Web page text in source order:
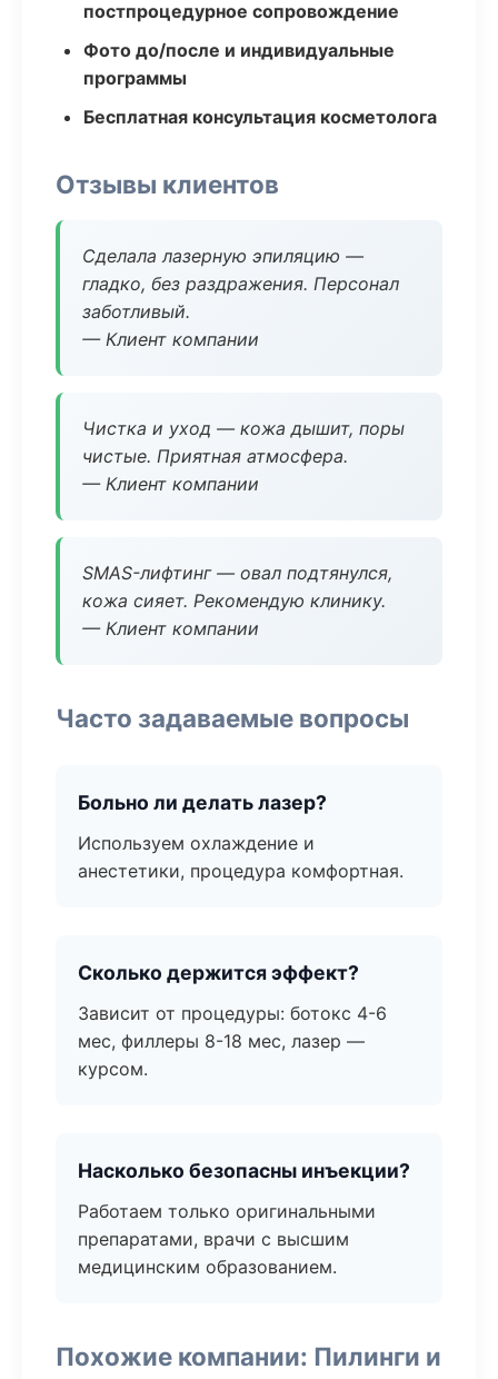
постпроцедурное сопровождение
Фото до/после и индивидуальные
программы
Бесплатная консультация косметолога
Отзывы клиентов
Сделала лазерную эпиляцию —
гладко, без раздражения. Персонал
заботливый.
— Клиент компании
Чистка и уход — кожа дышит, поры
чистые. Приятная атмосфера.
— Клиент компании
SMAS-лифтинг — овал подтянулся,
кожа сияет. Рекомендую клинику.
— Клиент компании
Часто задаваемые вопросы
Больно ли делать лазер?
Используем охлаждение и
анестетики, процедура комфортная.
Сколько держится эффект?
Зависит от процедуры: ботокс 4-6
мес, филлеры 8-18 мес, лазер —
курсом.
Насколько безопасны инъекции?
Работаем только оригинальными
препаратами, врачи с высшим
медицинским образованием.
Похожие компании: Пилинги и